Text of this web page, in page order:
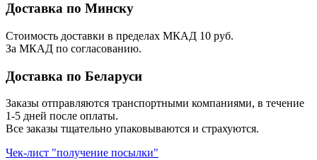
Доставка по Минску
Стоимость доставки в пределах МКАД 10 руб.
За МКАД по согласованию.
Доставка по Беларуси
Заказы отправляются транспортными компаниями, в течение
1-5 дней после оплаты.
Все заказы тщательно упаковываются и страхуются.
Чек-лист "получение посылки"